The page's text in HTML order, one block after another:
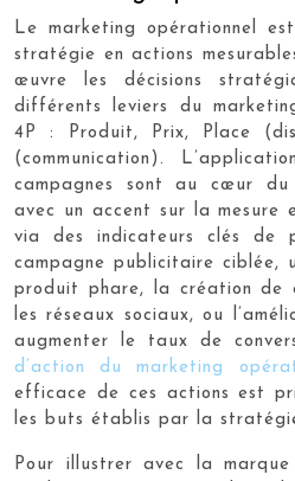
Le marketing opérationnel
stratégie en actions
œuvre les décisions
différents leviers du
4P : Produit, Prix, Place
(communication).
campagnes sont au cœur du
avec un accent sur la mesure
via des indicateurs clés de
campagne publicitaire ciblée,
produit phare, la création de
les réseaux sociaux, ou
augmenter le taux de
d’action du marketing
efficace de ces actions est
les buts établis par la
Pour illustrer avec la